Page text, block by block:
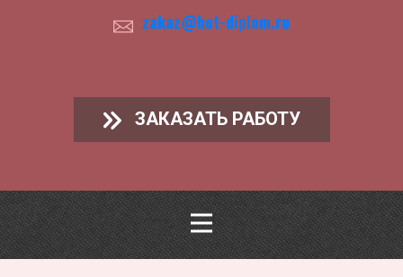
zakaz@hot-diplom.ru
ЗАКАЗАТЬ РАБОТУ